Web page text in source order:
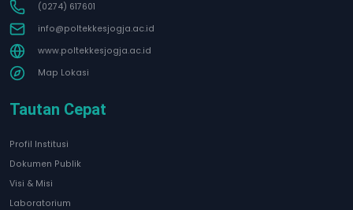
(0274) 617601
info@poltekkesjogja.ac.id
www.poltekkesjogja.ac.id
Map Lokasi
Tautan Cepat
Profil Institusi
Dokumen Publik
Visi & Misi
Laboratorium